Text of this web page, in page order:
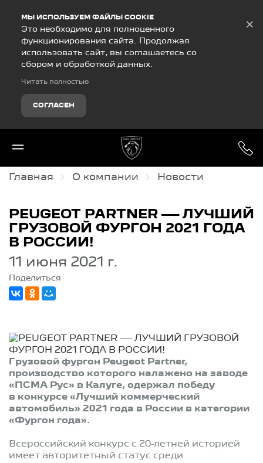
МЫ ИСПОЛЬЗУЕМ ФАЙЛЫ COOKIE
Это необходимо для полноценного
функционирования сайта. Продолжая
использовать сайт, вы соглашаетесь со
сбором и обработкой данных.
Читать полностью
СОГЛАСЕН
×
Главная О компании Новости
PEUGEOT PARTNER — ЛУЧШИЙ
ГРУЗОВОЙ ФУРГОН 2021 ГОДА
В РОССИИ!
11 июня 2021 г.
Поделиться
Грузовой фургон Peugeot Partner,
производство которого налажено на заводе
«ПСМА Рус» в Калуге, одержал победу
в конкурсе «Лучший коммерческий
автомобиль» 2021 года в России в категории
«Фургон года».
Всероссийский конкурс с 20-летней историей
имеет авторитетный статус среди